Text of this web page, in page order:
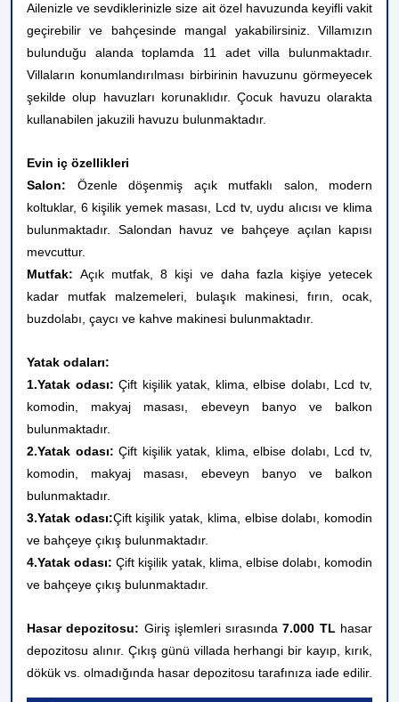
Ailenizle ve sevdiklerinizle size ait özel havuzunda keyifli vakit
geçirebilir ve bahçesinde mangal yakabilirsiniz. Villamızın
bulunduğu alanda toplamda 11 adet villa bulunmaktadır.
Villaların konumlandırılması birbirinin havuzunu görmeyecek
şekilde olup havuzları korunaklıdır. Çocuk havuzu olarakta
kullanabilen jakuzili havuzu bulunmaktadır.
Evin iç özellikleri
Salon: Özenle döşenmiş açık mutfaklı salon, modern
koltuklar, 6 kişilik yemek masası, Lcd tv, uydu alıcısı ve klima
bulunmaktadır. Salondan havuz ve bahçeye açılan kapısı
mevcuttur.
Mutfak:Açık mutfak, 8 kişi ve daha fazla kişiye yetecek
kadar mutfak malzemeleri, bulaşık makinesi, fırın, ocak,
buzdolabı, çaycı ve kahve makinesi bulunmaktadır.
Yatak odaları:
1.Yatak odası:Çift kişilik yatak, klima, elbise dolabı, Lcd tv,
komodin, makyaj masası, ebeveyn banyo ve balkon
bulunmaktadır.
2.Yatak odası:Çift kişilik yatak, klima, elbise dolabı, Lcd tv,
komodin, makyaj masası, ebeveyn banyo ve balkon
bulunmaktadır.
3.Yatak odası:Çift kişilik yatak, klima, elbise dolabı, komodin
ve bahçeye çıkış bulunmaktadır.
4.Yatak odası:Çift kişilik yatak, klima, elbise dolabı, komodin
ve bahçeye çıkış bulunmaktadır.
Hasar depozitosu: Giriş işlemleri sırasında7.000 TL hasar
depozitosu alınır. Çıkış günü villada herhangi bir kayıp, kırık,
dökük vs. olmadığında hasar depozitosu tarafınıza iade edilir.